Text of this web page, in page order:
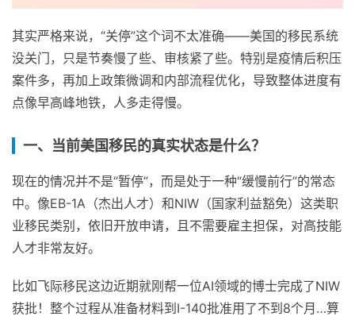
其实严格来说，“关停”这个词不太准确——美国的移民系统
没关门，只是节奏慢了些、审核紧了些。特别是疫情后积压
案件多，再加上政策微调和内部流程优化，导致整体进度有
点像早高峰地铁，人多走得慢。
一、当前美国移民的真实状态是什么？
现在的情况并不是“暂停”，而是处于一种“缓慢前行”的常态
中。像EB-1A（杰出人才）和NIW（国家利益豁免）这类职
业移民类别，依旧开放申请，且不需要雇主担保，对高技能
人才非常友好。
比如飞际移民这边近期就刚帮一位AI领域的博士完成了NIW
获批！整个过程从准备材料到I-140批准用了不到8个月…算